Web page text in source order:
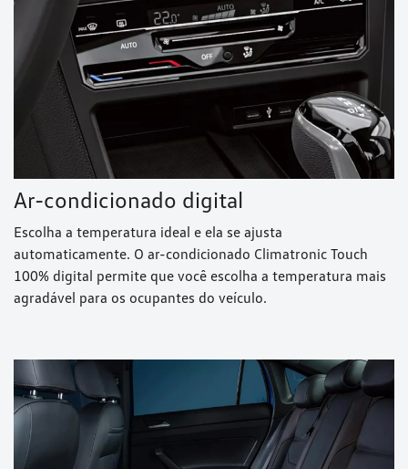
Ar-condicionado digital
Escolha a temperatura ideal e ela se ajusta
automaticamente. O ar-condicionado Climatronic Touch
100% digital permite que você escolha a temperatura mais
agradável para os ocupantes do veículo.